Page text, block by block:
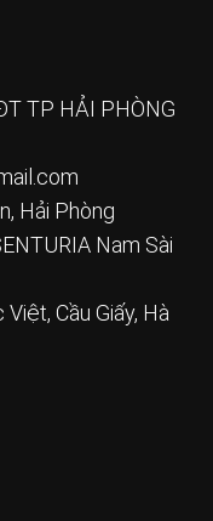
TP HẢI PHÒNG
Hải Phòng
Nam Sài
Cầu Giấy, Hà